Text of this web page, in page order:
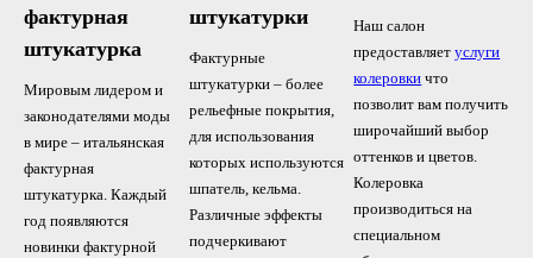
фактурная
штукатурка
Мировым лидером и
законодателями моды
в мире – итальянская
фактурная
штукатурка. Каждый
год появляются
новинки фактурной
штукатурки
Фактурные
штукатурки – более
рельефные покрытия,
для использования
которых используются
шпатель, кельма.
Различные эффекты
подчеркивают
Наш салон
предоставляетуслуги
колеровки что
позволит вам получить
широчайший выбор
оттенков и цветов.
Колеровка
производиться на
специальном